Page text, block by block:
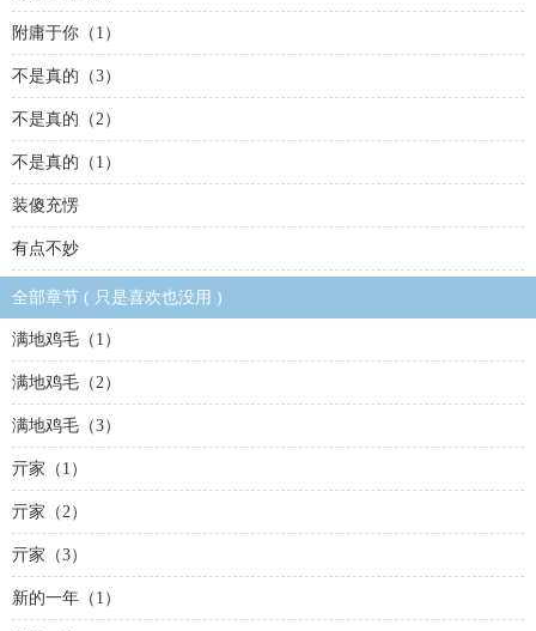
附庸于你（1）
不是真的（3）
不是真的（2）
不是真的（1）
装傻充愣
有点不妙
全部章节 ( 只是喜欢也没用 )
满地鸡毛（1）
满地鸡毛（2）
满地鸡毛（3）
亓家（1）
亓家（2）
亓家（3）
新的一年（1）